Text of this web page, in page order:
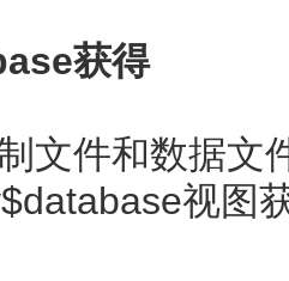
获得
文件和数据文
视图